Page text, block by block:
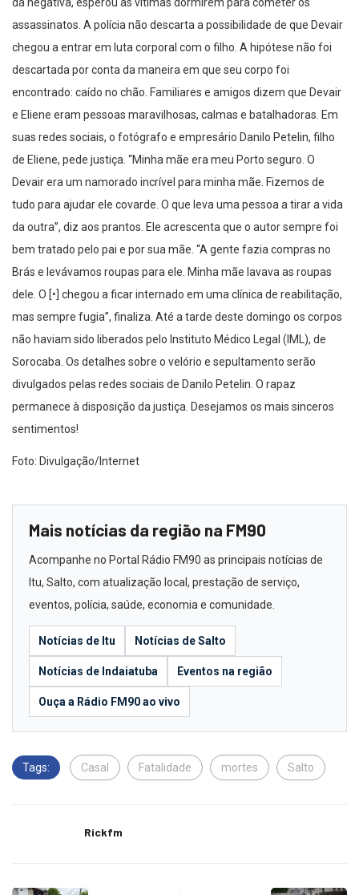
assassinatos. A polícia não descarta a possibilidade de que Devair
chegou a entrar em luta corporal com o filho. A hipótese não foi
descartada por conta da maneira em que seu corpo foi
encontrado: caído no chão. Familiares e amigos dizem que Devair
e Eliene eram pessoas maravilhosas, calmas e batalhadoras. Em
suas redes sociais, o fotógrafo e empresário Danilo Petelin, filho
de Eliene, pede justiça. “Minha mãe era meu Porto seguro. O
Devair era um namorado incrível para minha mãe. Fizemos de
tudo para ajudar ele covarde. O que leva uma pessoa a tirar a vida
da outra”, diz aos prantos. Ele acrescenta que o autor sempre foi
bem tratado pelo pai e por sua mãe. “A gente fazia compras no
Brás e levávamos roupas para ele. Minha mãe lavava as roupas
dele. O [•] chegou a ficar internado em uma clínica de reabilitação,
mas sempre fugia”, finaliza. Até a tarde deste domingo os corpos
não haviam sido liberados pelo Instituto Médico Legal (IML), de
Sorocaba. Os detalhes sobre o velório e sepultamento serão
divulgados pelas redes sociais de Danilo Petelin. O rapaz
permanece à disposição da justiça. Desejamos os mais sinceros
sentimentos!
Foto: Divulgação/Internet
Mais notícias da região na FM90
Acompanhe no Portal Rádio FM90 as principais notícias de
Itu, Salto, com atualização local, prestação de serviço,
eventos, polícia, saúde, economia e comunidade.
Notícias de Itu Notícias de Salto
Notícias de Indaiatuba Eventos na região
Ouça a Rádio FM90 ao vivo
Tags: Casal Fatalidade mortes Salto
Rickfm